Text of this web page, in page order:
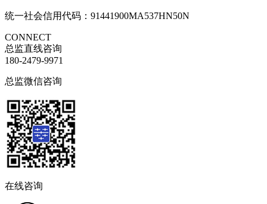
统一社会信用代码：91441900MA537HN50N
CONNECT
总监直线咨询
180-2479-9971
总监微信咨询
在线咨询